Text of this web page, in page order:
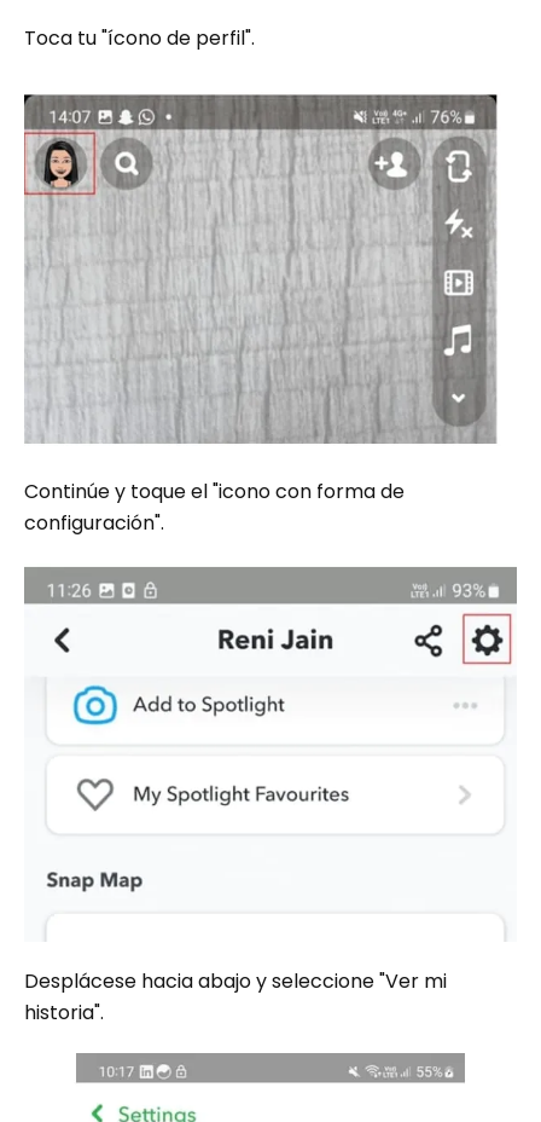
Toca tu "ícono de perfil".
Continúe y toque el "icono con forma de
configuración".
Desplácese hacia abajo y seleccione "Ver mi
historia".